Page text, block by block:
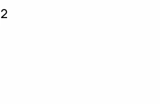
2